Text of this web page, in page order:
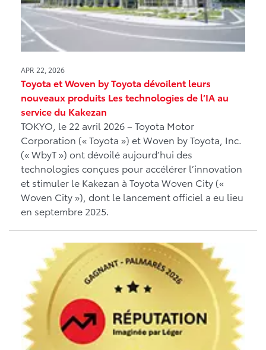
APR 22, 2026
Toyota et Woven by Toyota dévoilent leurs
nouveaux produits Les technologies de l’IA au
service du Kakezan
TOKYO, le 22 avril 2026 – Toyota Motor
Corporation (« Toyota ») et Woven by Toyota, Inc.
(« WbyT ») ont dévoilé aujourd’hui des
technologies conçues pour accélérer l’innovation
et stimuler le Kakezan à Toyota Woven City («
Woven City »), dont le lancement officiel a eu lieu
en septembre 2025.